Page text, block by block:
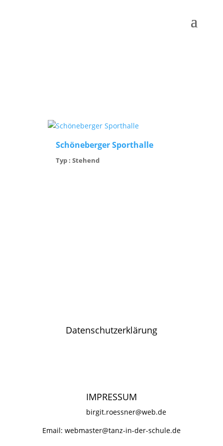
Schöneberger Sporthalle
Typ : Stehend
Datenschutzerklärung
IMPRESSUM
birgit.roessner@web.de
Email: webmaster@tanz-in-der-schule.de